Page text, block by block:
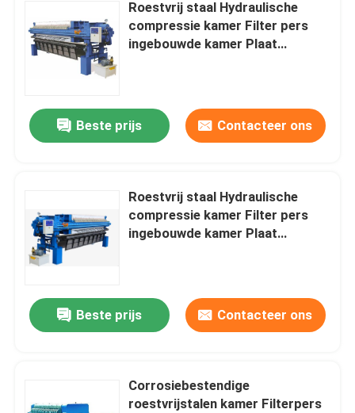
Roestvrij staal Hydraulische
compressie kamer Filter pers
ingebouwde kamer Plaat
Beste prijs Contacteer ons
Roestvrij staal Hydraulische
compressie kamer Filter pers
ingebouwde kamer Plaat
Beste prijs Contacteer ons
Corrosiebestendige
roestvrijstalen kamer Filterpers